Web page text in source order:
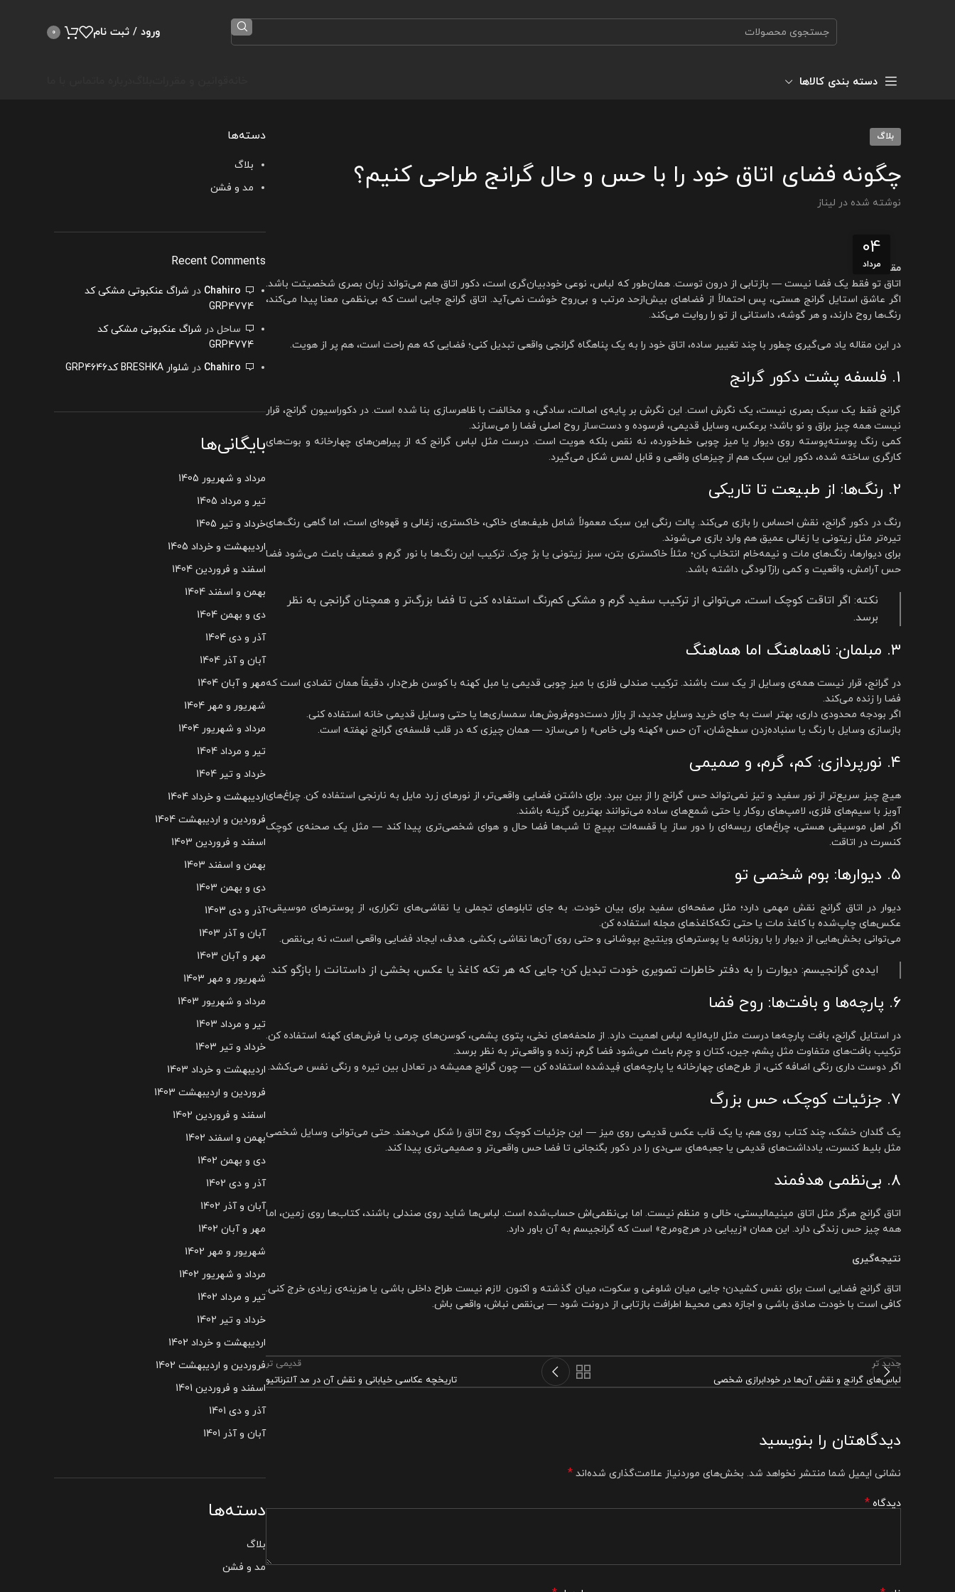
ورود / ثبت نام 0
دسته بندی کالاها
بلاگ
چگونه فضای اتاق خود را با حس و حال گرانج طراحی کنیم؟
نوشته شده در لیناز
04
مردادمقدمه
اتاق تو فقط یک فضا نیست — بازتابی از درون توست. همان‌طور که لباس، نوعی خودبیان‌گری است، دکور اتاق هم می‌تواند زبان بصری شخصیتت باشد.
اگر عاشق استایل گرانج هستی، پس احتمالاً از فضاهای بیش‌ازحد مرتب و بی‌روح خوشت نمی‌آید. اتاق گرانج جایی است که بی‌نظمی معنا پیدا می‌کند،
رنگ‌ها روح دارند، و هر گوشه، داستانی از تو را روایت می‌کند.
در این مقاله یاد می‌گیری چطور با چند تغییر ساده، اتاق خود را به یک پناهگاه گرانجی واقعی تبدیل کنی؛ فضایی که هم راحت است، هم پر از هویت.
۱. فلسفه پشت دکور گرانج
گرانج فقط یک سبک بصری نیست، یک نگرش است. این نگرش بر پایه‌ی اصالت، سادگی، و مخالفت با ظاهرسازی بنا شده است. در دکوراسیون گرانج، قرار
نیست همه چیز براق و نو باشد؛ برعکس، وسایل قدیمی، فرسوده و دست‌ساز روح اصلی فضا را می‌سازند.
کمی رنگ پوسته‌پوسته روی دیوار یا میز چوبی خط‌خورده، نه نقص بلکه هویت است. درست مثل لباس گرانج که از پیراهن‌های چهارخانه و بوت‌های
کارگری ساخته شده، دکور این سبک هم از چیزهای واقعی و قابل لمس شکل می‌گیرد.
۲. رنگ‌ها: از طبیعت تا تاریکی
رنگ در دکور گرانج، نقش احساس را بازی می‌کند. پالت رنگی این سبک معمولاً شامل طیف‌های خاکی، خاکستری، زغالی و قهوه‌ای است، اما گاهی رنگ‌های
تیره‌تر مثل زیتونی یا زغالی عمیق هم وارد بازی می‌شوند.
برای دیوارها، رنگ‌های مات و نیمه‌خام انتخاب کن؛ مثلاً خاکستری بتن، سبز زیتونی یا بژ چرک. ترکیب این رنگ‌ها با نور گرم و ضعیف باعث می‌شود فضا
حس آرامش، واقعیت و کمی رازآلودگی داشته باشد.
نکته: اگر اتاقت کوچک است، می‌توانی از ترکیب سفید گرم و مشکی کم‌رنگ استفاده کنی تا فضا بزرگ‌تر و همچنان گرانجی به نظر
برسد.
۳. مبلمان: ناهماهنگ اما هماهنگ
در گرانج، قرار نیست همه‌ی وسایل از یک ست باشند. ترکیب صندلی فلزی با میز چوبی قدیمی یا مبل کهنه با کوسن طرح‌دار، دقیقاً همان تضادی است که
فضا را زنده می‌کند.
اگر بودجه محدودی داری، بهتر است به جای خرید وسایل جدید، از بازار دست‌دوم‌فروش‌ها، سمساری‌ها یا حتی وسایل قدیمی خانه استفاده کنی.
بازسازی وسایل با رنگ یا سنباده‌زدن سطح‌شان، آن حس «کهنه ولی خاص» را می‌سازد — همان چیزی که در قلب فلسفه‌ی گرانج نهفته است.
۴. نورپردازی: کم، گرم، و صمیمی
هیچ چیز سریع‌تر از نور سفید و تیز نمی‌تواند حس گرانج را از بین ببرد. برای داشتن فضایی واقعی‌تر، از نورهای زرد مایل به نارنجی استفاده کن. چراغ‌های
آویز با سیم‌های فلزی، لامپ‌های روکار یا حتی شمع‌های ساده می‌توانند بهترین گزینه باشند.
اگر اهل موسیقی هستی، چراغ‌های ریسه‌ای را دور ساز یا قفسه‌ات بپیچ تا شب‌ها فضا حال و هوای شخصی‌تری پیدا کند — مثل یک صحنه‌ی کوچک
کنسرت در اتاقت.
۵. دیوارها: بوم شخصی تو
دیوار در اتاق گرانج نقش مهمی دارد؛ مثل صفحه‌ای سفید برای بیان خودت. به جای تابلوهای تجملی یا نقاشی‌های تکراری، از پوسترهای موسیقی،
عکس‌های چاپ‌شده با کاغذ مات یا حتی تکه‌کاغذهای مجله استفاده کن.
می‌توانی بخش‌هایی از دیوار را با روزنامه یا پوسترهای وینتیج بپوشانی و حتی روی آن‌ها نقاشی بکشی. هدف، ایجاد فضایی واقعی است، نه بی‌نقص.
ایده‌ی گرانجیسم: دیوارت را به دفتر خاطرات تصویری خودت تبدیل کن؛ جایی که هر تکه کاغذ یا عکس، بخشی از داستانت را بازگو کند.
۶. پارچه‌ها و بافت‌ها: روح فضا
در استایل گرانج، بافت پارچه‌ها درست مثل لایه‌لایه لباس اهمیت دارد. از ملحفه‌های نخی، پتوی پشمی، کوسن‌های چرمی یا فرش‌های کهنه استفاده کن.
ترکیب بافت‌های متفاوت مثل پشم، جین، کتان و چرم باعث می‌شود فضا گرم، زنده و واقعی‌تر به نظر برسد.
اگر دوست داری رنگی اضافه کنی، از طرح‌های چهارخانه یا پارچه‌های فِیدشده استفاده کن — چون گرانج همیشه در تعادل بین تیره و رنگی نفس می‌کشد.
۷. جزئیات کوچک، حس بزرگ
یک گلدان خشک، چند کتاب روی هم، یا یک قاب عکس قدیمی روی میز — این جزئیات کوچک روح اتاق را شکل می‌دهند. حتی می‌توانی وسایل شخصی
مثل بلیط کنسرت، یادداشت‌های قدیمی یا جعبه‌های سی‌دی را در دکور بگنجانی تا فضا حس واقعی‌تر و صمیمی‌تری پیدا کند.
۸. بی‌نظمی هدفمند
اتاق گرانج هرگز مثل اتاق مینیمالیستی، خالی و منظم نیست. اما بی‌نظمی‌اش حساب‌شده است. لباس‌ها شاید روی صندلی باشند، کتاب‌ها روی زمین، اما
همه چیز حس زندگی دارد. این همان «زیبایی در هرج‌ومرج» است که گرانجیسم به آن باور دارد.
نتیجه‌گیری
اتاق گرانج فضایی است برای نفس کشیدن؛ جایی میان شلوغی و سکوت، میان گذشته و اکنون. لازم نیست طراح داخلی باشی یا هزینه‌ی زیادی خرج کنی.
کافی است با خودت صادق باشی و اجازه دهی محیط اطرافت بازتابی از درونت شود — بی‌نقص نباش، واقعی باش.
جدید تر
لباس‌های گرانج و نقش آن‌ها در خودابرازی شخصی
قدیمی تر
تاریخچه عکاسی خیابانی و نقش آن در مد آلترناتیو
دیدگاهتان را بنویسید
نشانی ایمیل شما منتشر نخواهد شد. بخش‌های موردنیاز علامت‌گذاری شده‌اند *
دیدگاه *
دسته‌ها
بلاگ
مد و فشن
Recent Comments
Chahiro در شراگ عنکبوتی مشکی کد
GRP4774
ساحل در شراگ عنکبوتی مشکی کد
GRP4774
Chahiro در شلوار BRESHKA کدGRP4646
بایگانی‌ها
مرداد و شهریور 1405
تیر و مرداد 1405
خرداد و تیر 1405
اردیبهشت و خرداد 1405
اسفند و فروردین 1404
بهمن و اسفند 1404
دی و بهمن 1404
آذر و دی 1404
آبان و آذر 1404
مهر و آبان 1404
شهریور و مهر 1404
مرداد و شهریور 1404
تیر و مرداد 1404
خرداد و تیر 1404
اردیبهشت و خرداد 1404
فروردین و اردیبهشت 1404
اسفند و فروردین 1403
بهمن و اسفند 1403
دی و بهمن 1403
آذر و دی 1403
آبان و آذر 1403
مهر و آبان 1403
شهریور و مهر 1403
مرداد و شهریور 1403
تیر و مرداد 1403
خرداد و تیر 1403
اردیبهشت و خرداد 1403
فروردین و اردیبهشت 1403
اسفند و فروردین 1402
بهمن و اسفند 1402
دی و بهمن 1402
آذر و دی 1402
آبان و آذر 1402
مهر و آبان 1402
شهریور و مهر 1402
مرداد و شهریور 1402
تیر و مرداد 1402
خرداد و تیر 1402
اردیبهشت و خرداد 1402
فروردین و اردیبهشت 1402
اسفند و فروردین 1401
آذر و دی 1401
آبان و آذر 1401
دسته‌ها
بلاگ
مد و فشن